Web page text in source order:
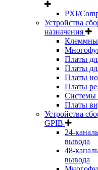
PXI/
Устройства
назначения
Платы
Платы
Платы
Платы
Системы
Платы
Устройства
GPIB
24-
вывода
48-
вывода